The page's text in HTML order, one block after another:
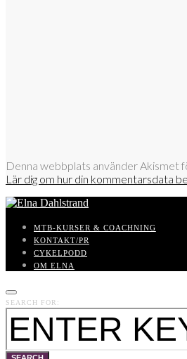
Denna webbplats använder Akismet
Lär dig om hur din kommentarsdata
MTB-KURSER & COACHNING
KONTAKT/PR
CYKELPODD
OM ELNA
SEARCH FOR: